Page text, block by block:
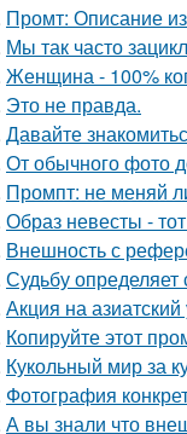
Промт: Описание
Мы так часто
Женщина - 100%
Это не правда.
Давайте
От обычного фото
Промпт: не меняй
Образ невесты -
Внешность с
Судьбу определяет
Акция на
Копируйте этот
Кукольный мир за
Фотография
А вы знали что